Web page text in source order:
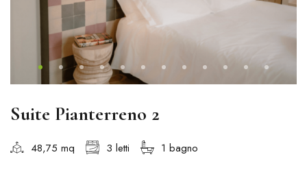
Suite Pianterreno 2
48,75 mq 3 letti 1 bagno